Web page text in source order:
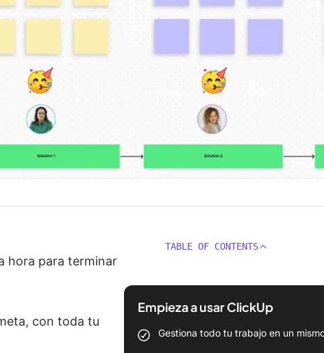
hora para terminar
con toda tu
TABLE OF CONTENTS
Empieza a usar ClickUp
Gestiona todo tu trabajo en un